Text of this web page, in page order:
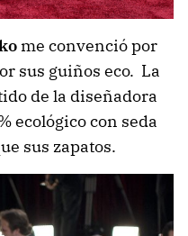
me convenció por
sus guiños eco. La
de la diseñadora
ecológico con seda
sus zapatos.